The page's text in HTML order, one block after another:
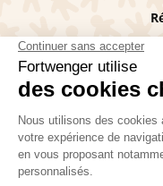
Vous êtes
Conditions